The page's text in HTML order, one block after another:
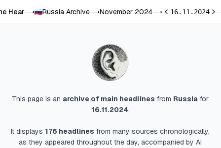
Hear⟶ Russia Archive⟶November 2024⟶Previous day
16.11.2024
This page is an archive of main headlines from Russia for
16.11.2024.
It displays 176 headlines from many sources chronologically,
as they appeared throughout the day, accompanied by AI